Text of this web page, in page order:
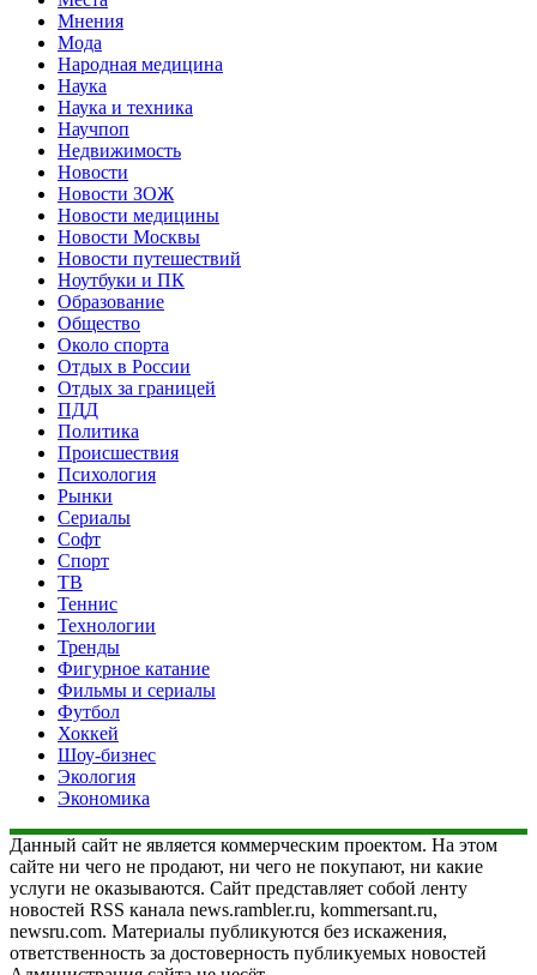
Мнения
Мода
Народная медицина
Наука
Наука и техника
Научпоп
Недвижимость
Новости
Новости ЗОЖ
Новости медицины
Новости Москвы
Новости путешествий
Ноутбуки и ПК
Образование
Общество
Около спорта
Отдых в России
Отдых за границей
ПДД
Политика
Происшествия
Психология
Рынки
Сериалы
Софт
Спорт
ТВ
Теннис
Технологии
Тренды
Фигурное катание
Фильмы и сериалы
Футбол
Хоккей
Шоу-бизнес
Экология
Экономика
Данный сайт не является коммерческим проектом. На этом
сайте ни чего не продают, ни чего не покупают, ни какие
услуги не оказываются. Сайт представляет собой ленту
новостей RSS канала news.rambler.ru, kommersant.ru,
newsru.com. Материалы публикуются без искажения,
ответственность за достоверность публикуемых новостей